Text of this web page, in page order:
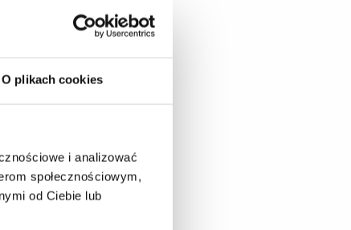
O plikach cookies
i analizować
społecznościowym,
od Ciebie lub